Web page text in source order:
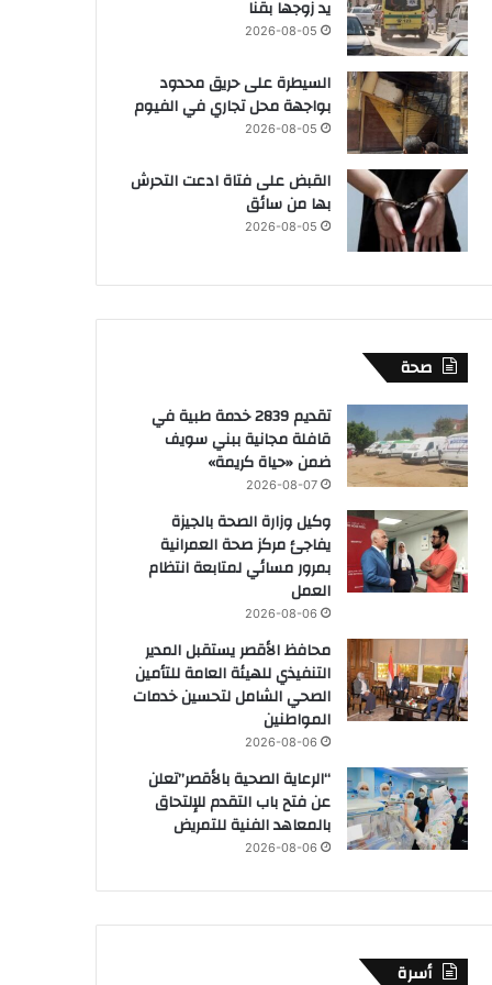
يد زوجها بقنا
2026-08-05
السيطرة على حريق محدود
بواجهة محل تجاري في الفيوم
2026-08-05
القبض على فتاة ادعت التحرش
بها من سائق
2026-08-05
صحة
تقديم 2839 خدمة طبية في
قافلة مجانية ببني سويف
ضمن «حياة كريمة»
2026-08-07
وكيل وزارة الصحة بالجيزة
يفاجئ مركز صحة العمرانية
بمرور مسائي لمتابعة انتظام
العمل
2026-08-06
محافظ الأقصر يستقبل المدير
التنفيذي للهيئة العامة للتأمين
الصحي الشامل لتحسين خدمات
المواطنين
2026-08-06
“الرعاية الصحية بالأقصر”تعلن
عن فتح باب التقدم للإلتحاق
بالمعاهد الفنية للتمريض
2026-08-06
أسرة